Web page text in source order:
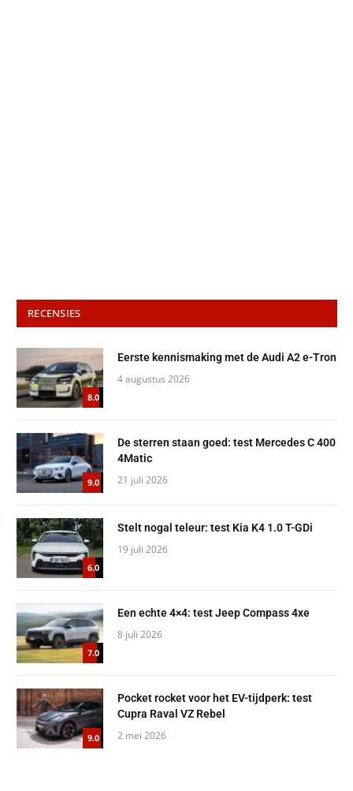
RECENSIES
8.0
Eerste kennismaking met de Audi A2 e-Tron
4 augustus 2026
9.0
De sterren staan goed: test Mercedes C 400
4Matic
21 juli 2026
6.0
Stelt nogal teleur: test Kia K4 1.0 T-GDi
19 juli 2026
7.0
Een echte 4×4: test Jeep Compass 4xe
8 juli 2026
9.0
Pocket rocket voor het EV-tijdperk: test
Cupra Raval VZ Rebel
2 mei 2026